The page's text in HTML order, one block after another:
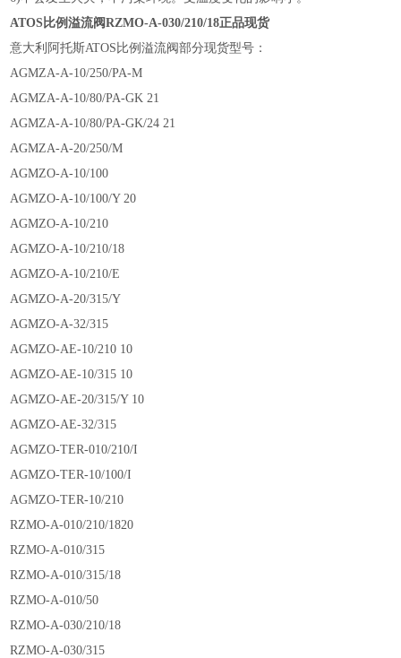
ATOS比例溢流阀RZMO-A-030/210/18正品现货
意大利阿托斯ATOS比例溢流阀部分现货型号：
AGMZA-A-10/250/PA-M
AGMZA-A-10/80/PA-GK 21
AGMZA-A-10/80/PA-GK/24 21
AGMZA-A-20/250/M
AGMZO-A-10/100
AGMZO-A-10/100/Y 20
AGMZO-A-10/210
AGMZO-A-10/210/18
AGMZO-A-10/210/E
AGMZO-A-20/315/Y
AGMZO-A-32/315
AGMZO-AE-10/210 10
AGMZO-AE-10/315 10
AGMZO-AE-20/315/Y 10
AGMZO-AE-32/315
AGMZO-TER-010/210/I
AGMZO-TER-10/100/I
AGMZO-TER-10/210
RZMO-A-010/210/1820
RZMO-A-010/315
RZMO-A-010/315/18
RZMO-A-010/50
RZMO-A-030/210/18
RZMO-A-030/315